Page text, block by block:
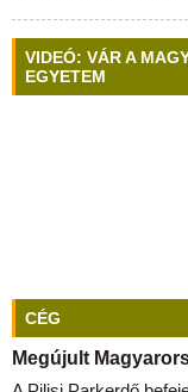
VIDEÓ: VÁR A
EGYETEM
CÉG
Megújult